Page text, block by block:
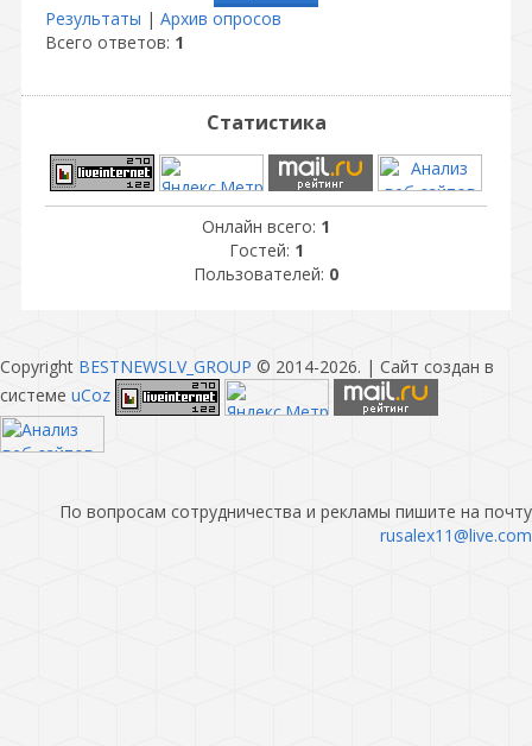
Результаты | Архив опросов
Всего ответов: 1
Статистика
Онлайн всего: 1
Гостей: 1
Пользователей: 0
Copyright BESTNEWSLV_GROUP © 2014-2026. | Сайт создан в
системе uCoz
По вопросам сотрудничества и рекламы пишите на почту
rusalex11@live.com